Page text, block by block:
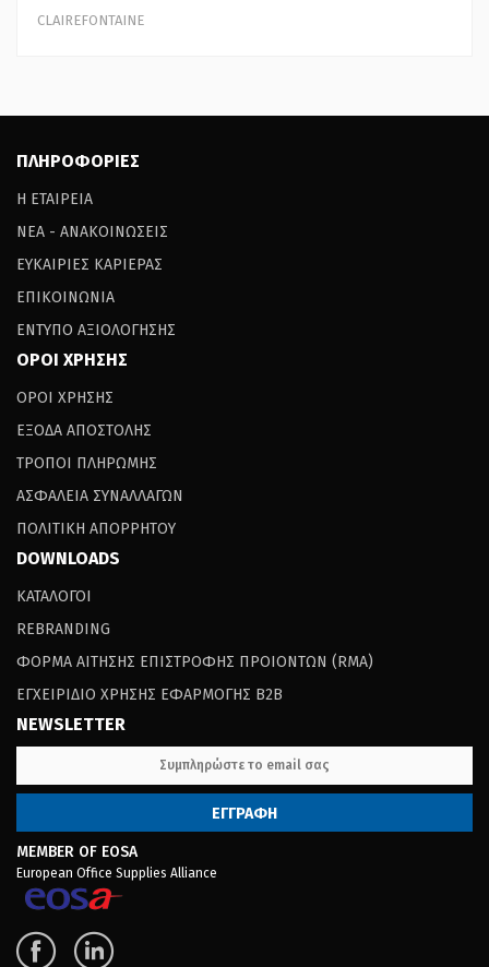
CLAIREFONTAINE
ΠΛΗΡΟΦΟΡΙΕΣ
Η ΕΤΑΙΡΕΙΑ
ΝΕΑ - ΑΝΑΚΟΙΝΩΣΕΙΣ
ΕΥΚΑΙΡΙΕΣ ΚΑΡΙΕΡΑΣ
ΕΠΙΚΟΙΝΩΝΙΑ
ΕΝΤΥΠΟ ΑΞΙΟΛΟΓΗΣΗΣ
ΟΡΟΙ ΧΡΗΣΗΣ
ΟΡΟΙ ΧΡΗΣΗΣ
ΕΞΟΔΑ ΑΠΟΣΤΟΛΗΣ
ΤΡΟΠΟΙ ΠΛΗΡΩΜΗΣ
ΑΣΦΑΛΕΙΑ ΣΥΝΑΛΛΑΓΩΝ
ΠΟΛΙΤΙΚΗ ΑΠΟΡΡΗΤΟΥ
DOWNLOADS
ΚΑΤΑΛΟΓΟΙ
REBRANDING
ΦΟΡΜΑ ΑΙΤΗΣΗΣ ΕΠΙΣΤΡΟΦΗΣ ΠΡΟΙΟΝΤΩΝ (RΜΑ)
ΕΓΧΕΙΡΙΔΙΟ ΧΡΗΣΗΣ ΕΦΑΡΜΟΓΗΣ B2B
NEWSLETTER
MEMBER OF EOSA
European Office Supplies Alliance